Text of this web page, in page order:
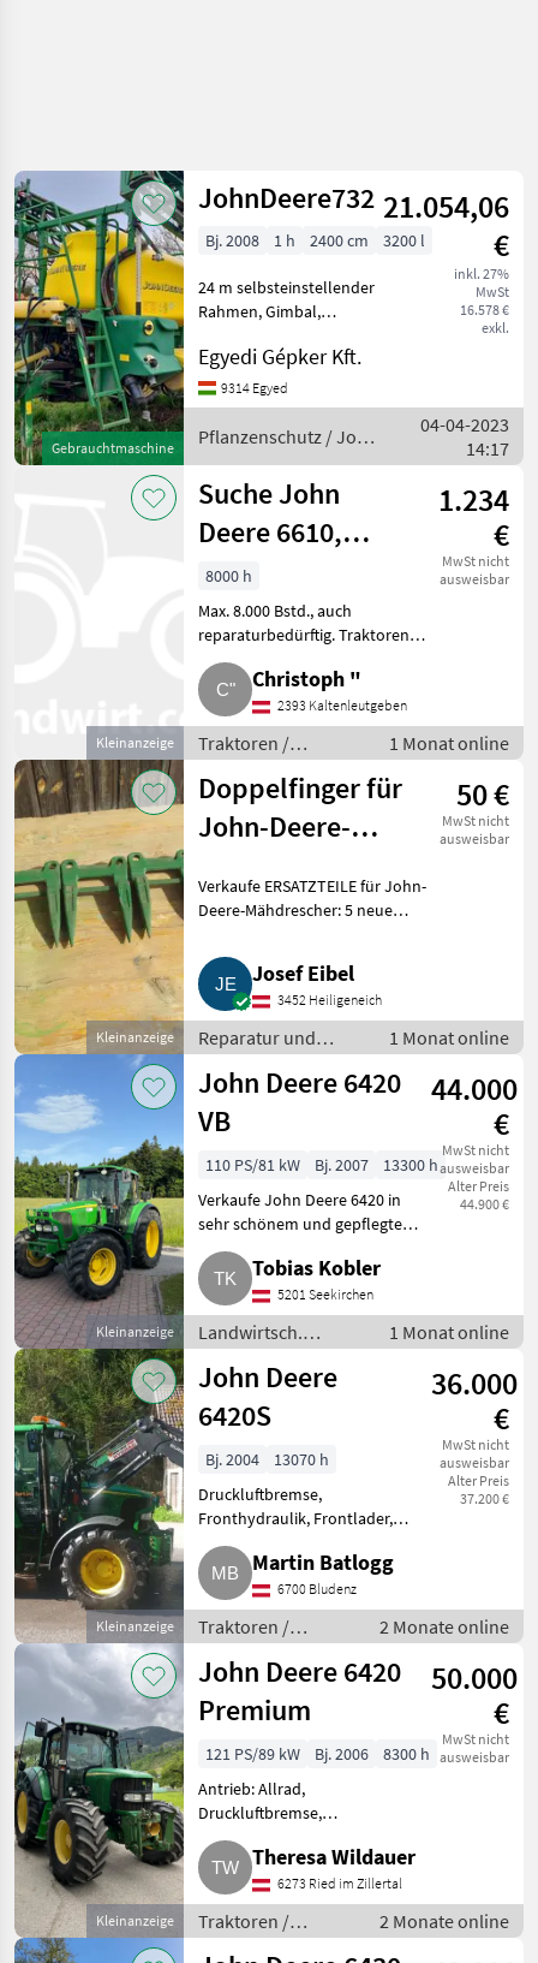
Gebrauchtmaschine
JohnDeere732 21.054,06
€
inkl. 27%
MwSt
16.578 €
exkl.
Bj. 2008 1 h 2400 cm 3200 l
24 m selbsteinstellender
Rahmen, Gimbal,
Stangenverstellung,
Monitorsteuerung, in
gutem Zustand zu
verkaufen Pflanzenschutz
Egyedi Gépker Kft.
9314 Egyed
Pflanzenschutz / John
Deere
04-04-2023
14:17
Kleinanzeige
Suche John
Deere 6610,
6810, 6320,
6330, 6420, 6430
1.234
€
MwSt nicht
ausweisbar
8000 h
Max. 8.000 Bstd., auch
reparaturbedürftig. Traktoren
Standard Traktoren
Christoph "
2393 Kaltenleutgeben
Traktoren /
Standard Traktoren
1 Monat online
Kleinanzeige
Doppelfinger für
John-Deere-
50 €
MwSt nicht
ausweisbar
Verkaufe ERSATZTEILE für John-
Deere-Mähdrescher: 5 neue
Ersatzteil-Nummer Z11228.
Gesamtpreis € 50. Zusendung
möglich, zuzüglich Versand
Josef Eibel
3452 Heiligeneich
Reparatur und
Ersatzteile /
Sonstige Reparatur
und Ersatzteile
1 Monat online
Kleinanzeige
John Deere 6420
VB
44.000
€
MwSt nicht
ausweisbar
Alter Preis
44.900 €
110 PS/81 kW Bj. 2007
13300 h
Verkaufe John Deere 6420 in
sehr schönem und gepflegtem
Zustand, funktioniert
einwandfrei. Pickerl, TÜV wird
noch neu gemacht. Der Traktor
befindet sich in Österreic
Tobias Kobler
5201 Seekirchen
Landwirtsch.
Motorfahrzeuge /
Transporter und
Motorkarren
1 Monat online
Kleinanzeige
John Deere
6420S
36.000
€
MwSt nicht
ausweisbar
Alter Preis
37.200 €
Bj. 2004
13070 h
Druckluftbremse,
Fronthydraulik, Frontlader,
Frontzapfwelle, gefederte
Vorderachse, Plattform: Kabine,
Getriebeart Landmaschine:
Stufenloses Getriebe, Luftsitz, 4-
Rad Bremse
Martin Batlogg
6700 Bludenz
Traktoren /
Standard
Traktoren
2 Monate online
Kleinanzeige
John Deere 6420
Premium
50.000
€
MwSt nicht
ausweisbar
121 PS/89 kW Bj. 2006
8300 h
Antrieb: Allrad,
Druckluftbremse,
Fronthydraulik, Frontzapfwelle,
gefederte Vorderachse,
Klimaanlage, Plattform: Kabine,
Getriebeart Landmaschine:
Schaltgetriebe, EHR, Luftsi
Theresa Wildauer
6273 Ried im Zillertal
Traktoren /
Standard
2 Monate online